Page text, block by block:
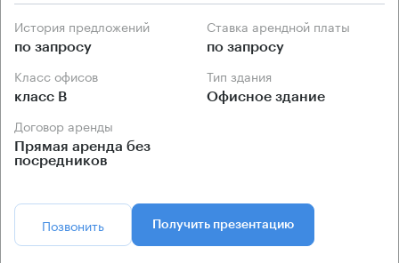
История предложений
по запросу
Ставка арендной платы
по запросу
Класс офисов
класс B
Тип здания
Офисное здание
Договор аренды
Прямая аренда без
посредников
Позвонить Получить презентацию